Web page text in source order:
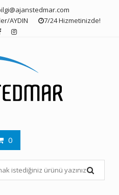
AYDIN
7/24 Hizmetinizde!
0